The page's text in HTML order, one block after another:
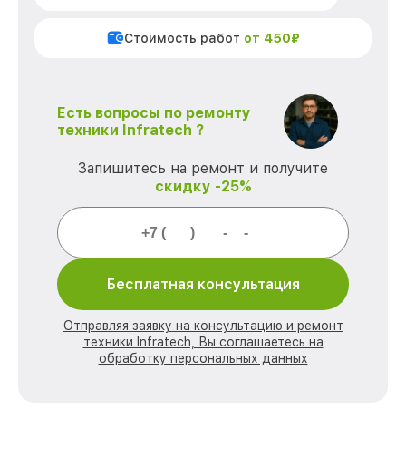
Стоимость работ от 450₽
Есть вопросы по ремонту
техники Infratech ?
Запишитесь на ремонт и получите
скидку -25%
Бесплатная консультация
Отправляя заявку на консультацию и ремонт
техники Infratech, Вы соглашаетесь на
обработку персональных данных